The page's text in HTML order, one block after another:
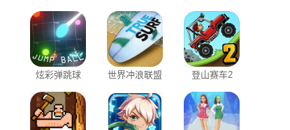
炫彩弹跳球 世界冲浪联盟 登山赛车2